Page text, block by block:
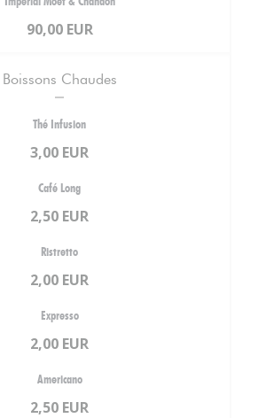
90,00 EUR
Boissons Chaudes
Thé Infusion
3,00 EUR
Café Long
2,50 EUR
Ristretto
2,00 EUR
Expresso
2,00 EUR
Americano
2,50 EUR